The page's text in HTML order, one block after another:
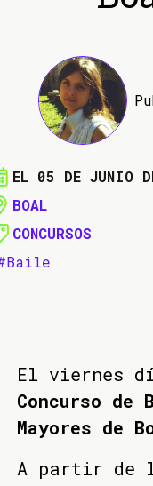
EL 05 DE JUNIO
BOAL
CONCURSOS
El viernes
Concurso
Mayores de
A partir de